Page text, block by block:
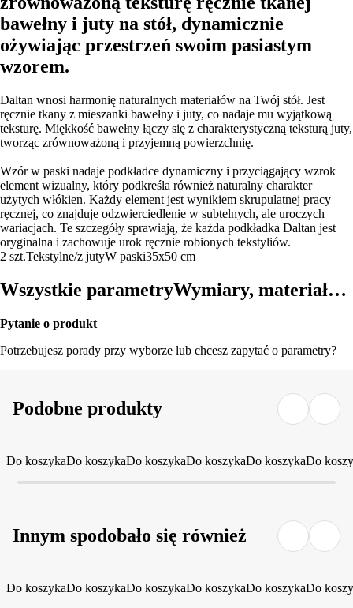
bawełny i juty na stół, dynamicznie
ożywiając przestrzeń swoim pasiastym
wzorem.
Daltan wnosi harmonię naturalnych materiałów na Twój stół. Jest
ręcznie tkany z mieszanki bawełny i juty, co nadaje mu wyjątkową
teksturę. Miękkość bawełny łączy się z charakterystyczną teksturą juty,
tworząc zrównoważoną i przyjemną powierzchnię.
Wzór w paski nadaje podkładce dynamiczny i przyciągający wzrok
element wizualny, który podkreśla również naturalny charakter
użytych włókien. Każdy element jest wynikiem skrupulatnej pracy
ręcznej, co znajduje odzwierciedlenie w subtelnych, ale uroczych
wariacjach. Te szczegóły sprawiają, że każda podkładka Daltan jest
oryginalna i zachowuje urok ręcznie robionych tekstyliów.
2 szt.Tekstylne/z jutyW paski35x50 cm
Wszystkie parametryWymiary, materiał…
Pytanie o produkt
Potrzebujesz porady przy wyborze lub chcesz zapytać o parametry?
Podobne produkty
Do koszykaDo koszykaDo koszykaDo koszykaDo koszykaDo
Innym spodobało się również
Do koszykaDo koszykaDo koszykaDo koszykaDo koszykaDo